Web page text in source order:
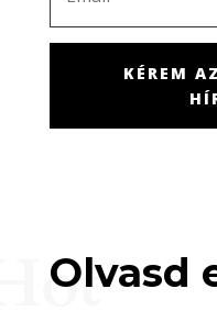
KÉREM
Olvasd